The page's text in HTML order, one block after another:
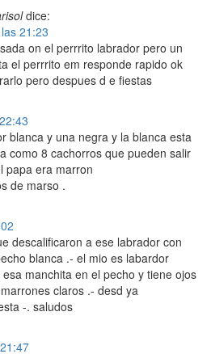
dice:
21:23
on el perrrito labrador pero un
el perrrito em responde rapido ok
pero despues d e fiestas
blanca y una negra y la blanca esta
como 8 cachorros que pueden salir
papa era marron
de marso .
descalificaron a ese labrador con
blanca .- el mio es labardor
manchita en el pecho y tiene ojos
claros .- desd ya
-. saludos